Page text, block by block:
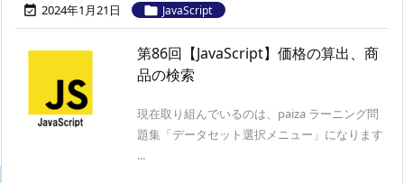
 2024年1月21日  JavaScript
第86回【JavaScript】価格の算出、商
品の検索
現在取り組んでいるのは、paiza ラーニング問
題集「データセット選択メニュー」になります
...